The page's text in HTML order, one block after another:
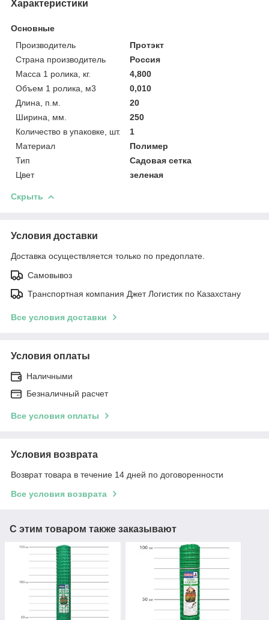
Характеристики
Основные
Производитель
Протэкт
Страна производитель
Россия
Масса 1 ролика, кг.
4,800
Объем 1 ролика, м3
0,010
Длина, п.м.
20
Ширина, мм.
250
Количество в упаковке, шт.
1
Материал
Полимер
Тип
Садовая сетка
Цвет
зеленая
Скрыть
Условия доставки
Доставка осуществляется только по предоплате.
Самовывоз
Транспортная компания Джет Логистик по Казахстану
Все условия доставки
Условия оплаты
Наличными
Безналичный расчет
Все условия оплаты
Условия возврата
Возврат товара в течение 14 дней по договоренности
Все условия возврата
С этим товаром также заказывают